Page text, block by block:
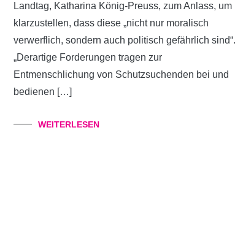
Landtag, Katharina König-Preuss, zum Anlass, um
klarzustellen, dass diese „nicht nur moralisch
verwerflich, sondern auch politisch gefährlich sind“.
„Derartige Forderungen tragen zur
Entmenschlichung von Schutzsuchenden bei und
bedienen […]
WEITERLESEN